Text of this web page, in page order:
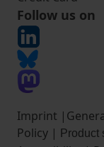
Follow us on
Imprint |
Policy | Product